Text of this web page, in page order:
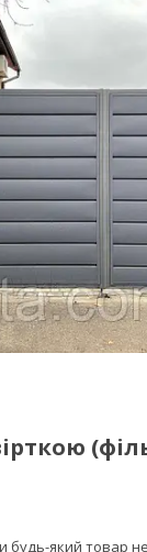
будь-який товар